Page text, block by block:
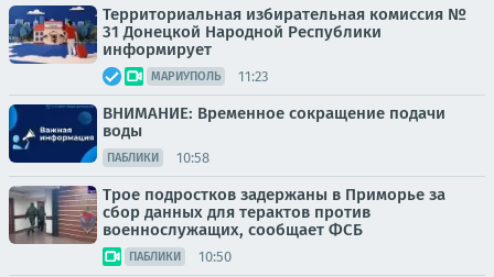
Территориальная избирательная комиссия №
31 Донецкой Народной Республики
информирует
МАРИУПОЛЬ 11:23
ВНИМАНИЕ: Временное сокращение подачи
воды
ПАБЛИКИ 10:58
Трое подростков задержаны в Приморье за
сбор данных для терактов против
военнослужащих, сообщает ФСБ
ПАБЛИКИ 10:50